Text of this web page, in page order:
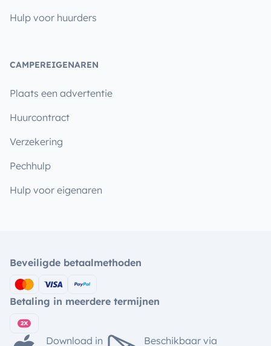
Hulp voor huurders
CAMPEREIGENAREN
Plaats een advertentie
Huurcontract
Verzekering
Pechhulp
Hulp voor eigenaren
Beveiligde betaalmethoden
Betaling in meerdere termijnen
Download in Beschikbaar via